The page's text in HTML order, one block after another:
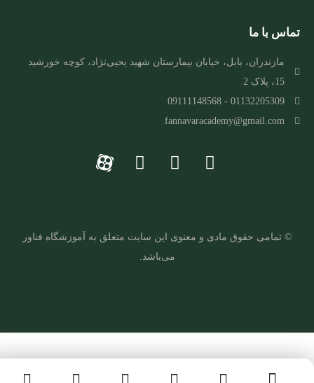
با ما
مازندران، بابل، خیابان بیمارستان شهید یحیی‌نژاد، کوچه خورشید
01132205309 - 09111148568
fannavaracademy@gmail.com
© تمامی حقوق مادی و معنوی این سایت متعلق بهآ موزشگاه فناور
می‌باشد.